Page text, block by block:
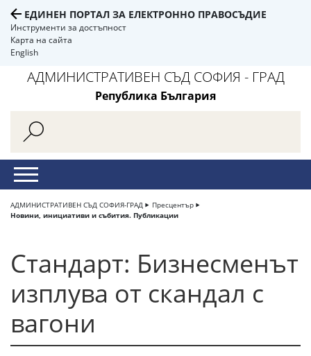
ЕДИНЕН ПОРТАЛ ЗА ЕЛЕКТРОННО ПРАВОСЪДИЕ
Инструменти за достъпност
Карта на сайта
English
АДМИНИСТРАТИВЕН СЪД СОФИЯ - ГРАД
Република България
АДМИНИСТРАТИВЕН СЪД СОФИЯ-ГРАД
Пресцентър
Новини, инициативи и събития. Публикации
Стандарт: Бизнесменът
изплува от скандал с
вагони